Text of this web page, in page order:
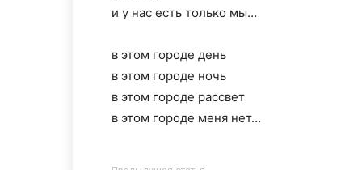
и у нас есть только мы…
в этом городе день
в этом городе ночь
в этом городе рассвет
в этом городе меня нет…